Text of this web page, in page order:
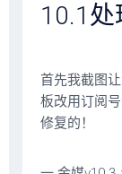
10.1处
首先我截图
板改用订阅
修复的！